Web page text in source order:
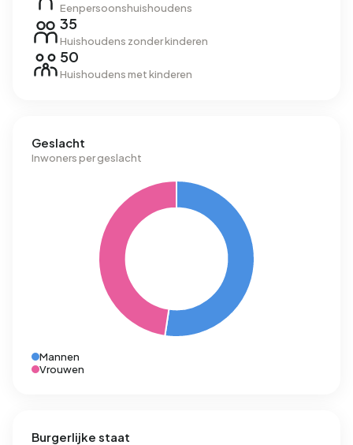
Eenpersoonshuishoudens
35
Huishoudens zonder kinderen
50
Huishoudens met kinderen
Geslacht
Inwoners per geslacht
Mannen
Vrouwen
Burgerlijke staat